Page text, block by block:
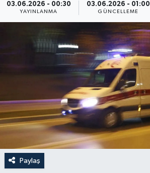
03.06.2026 - 00:30
YAYINLANMA
03.06.2026 - 01:00
GÜNCELLEME
Paylaş
Spor
Yaşam
Bi̇li̇m & Teknoloji̇
Dünya
Eği̇ti̇m